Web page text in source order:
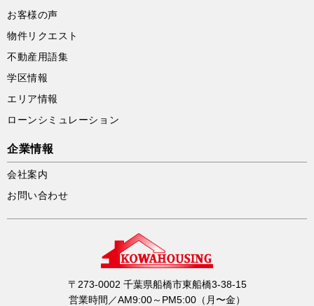
お客様の声
物件リクエスト
不動産用語集
学区情報
エリア情報
ローンシミュレーション
企業情報
会社案内
お問い合わせ
〒273-0002 千葉県船橋市東船橋3-38-15
営業時間／AM9:00～PM5:00（月〜金）